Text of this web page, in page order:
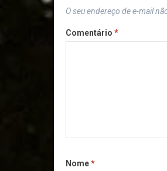
O seu endereço de e-mail
Comentário *
Nome*